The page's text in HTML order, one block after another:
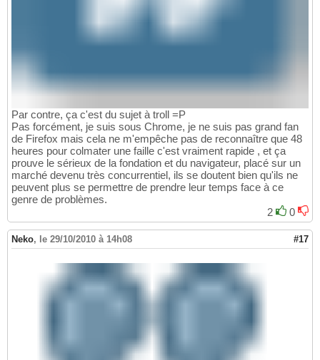
Par contre, ça c'est du sujet à troll =P
Pas forcément, je suis sous Chrome, je ne suis pas grand fan
de Firefox mais cela ne m'empêche pas de reconnaître que 48
heures pour colmater une faille c'est vraiment rapide , et ça
prouve le sérieux de la fondation et du navigateur, placé sur un
marché devenu très concurrentiel, ils se doutent bien qu'ils ne
peuvent plus se permettre de prendre leur temps face à ce
genre de problèmes.
2
0
Neko, le 29/10/2010 à 14h08 #17